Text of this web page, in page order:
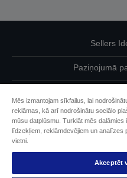
Sellers
Paziņojumā
Sazinieties ar
Epson apņemšanās
Mēs izmantojam sīkfailus, lai
reklāmas, kā arī nodrošinātu sociālo
mūsu datplūsmu. Turklāt mēs
līdzekļiem, reklāmdevējiem un analīzes
vietni.
Akceptēt